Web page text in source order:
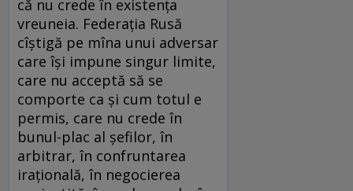
că nu crede în existenţa
vreuneia. Federaţia Rusă
cîştigă pe mîna unui adversar
care îşi impune singur limite,
care nu acceptă să se
comporte ca şi cum totul e
permis, care nu crede în
bunul-plac al şefilor, în
arbitrar, în confruntarea
iraţională, în negocierea